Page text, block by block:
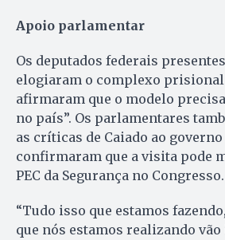
Apoio parlamentar
Os deputados federais
elogiaram o complexo prisional
afirmaram que o modelo
no país”. Os parlamentares
as críticas de Caiado ao
confirmaram que a visita pode
PEC da Segurança no Congresso.
“Tudo isso que estamos
que nós estamos realizando